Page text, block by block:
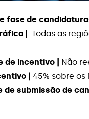
fase de
|
Todas as
de incentivo | Não
| 45% sobre
de submissão de